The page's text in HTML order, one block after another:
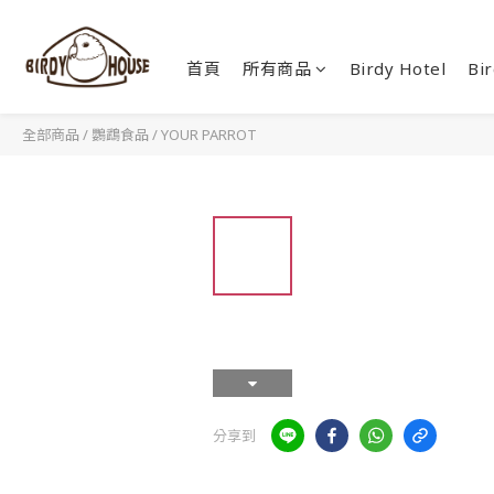
首頁 所有商品 Birdy Hotel
全部商品 / 鸚鵡食品 /YOUR PARROT
分享到